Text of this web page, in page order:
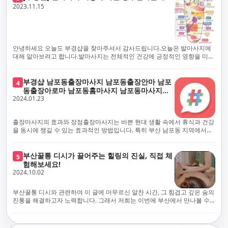
체보다는 부경샵과 같이 안전과 고객 편의를 최우선으로 생각하는 업체를
선택하는 것이 중요합니다.부산에서 러시아 홈케어를 전문으로 하는 부경샵
은, 항상 후불제로 운영하면서 청결과 안전을 가장 중요하게 여깁니다. 부산
에서 진정으로 즐거운 부산 러시아 홈케어 경험을 해보시길 바랍니다. 그렇
죠, 부경샵은 선입금을 요구하지 않아요. 부산 러시아 홈케어를 선택하기 전
에, 주의해야 할 사항들을 반드시 확인해 보세요. 선입금 관련 사기에는 항상
조심해야 합니다. 070으로 시작하는 인터넷 전화나 텔레그램 같은 메시지
앱에만 의존하는 업체는 특히 더 조심해 주세요. 이런 경우, 선입금을 하지
부경샵은 부산 출장 후불제 서비스를 모범적으로 운영하고 있으며, 명성을
악용하는 사기 업체로부터 발생할 수 있는 모든 부정행위와 간접적인 피해
를 방지하기 위해 노력하고 있어요. 만약 부경샵 을 사칭하며 선불 결제를 요
구하는 마사지 서비스를 발견하신다면, 그런 곳은 피하시고 저희에게 알려
주세요.부경샵에서는 모든 서비스가 관리사가 도착한 후에 결제하는 걸 기
본으로 해요. 부경샵은 부산에서 부산 러시아 홈케어를 전문으로 하며,
100% 후불제를 거래의 기본으로 삼고 있어요. 왜 부경샵이 특별한지 궁금하
시죠? 여기서만 느낄 수 있는 특별한 경험을 소개합니다! 부경샵과 함께라면
험을 제공해요. 준비하신 모든 것에 놀랄 준비를 하세요. 부경샵은 오랜 시간
동안 지역에서 최고의 출장업체가 되겠다는 하나의 신념으로 노력해 왔어
요.부경샵의 전통적인 서비스로, 단 한 순간도 낭비하지 않고 쌓인 피로를 풀
어드릴 거예요. 비가 오든 눈이 오든, 어디에 계시든 부경샵이 찾아가 도와드
릴게요. 부경샵의 서비스는 부산의 모든 곳, 집이든 모텔이든 호텔이든 오피
스텔이든 아파트든, 여러분을 위해 준비되어 있어요.부경샵 지역에서 가장
멀리까지 다니며, 편리함을 최우선으로 생각해요. 빠르고 효율적인 운영 시
게 조절되어, 진정한 에너지 회복을 경험하실 수 있어요.부경샵은 부산에서
전문적으로 훈련된 관리사를 다수 보유하고 있음을 자랑스럽게 여깁니다.
현대 사회의 불확실성 속에서, 부경샵은 안전을 최우선으로 여기며, 이를 위
해 100% 후불제 시행은 물론, 코로나19 상황에서도 관리사들의 건강 진단
업체에 대해서는 경계하는 것이 중요합니다. 부경샵의 접근 방식과 정책은
인천에서의 안전하고 신뢰할 수 있는 고품질 마사지 경험을 집앞에서 제공
하기 위해 고안되었습니다. 부경샵은 부산 일본인 홈케어 서비스를 전문으
로 하며, 항상 고객님의 편의와 안전을 최우선으로 고려하여 후불제 시스템
거운 마사지 경험을 보장합니다. 부경샵의 서비스는 선입금 없이 이용 가능
한 부산 일본인 홈케어로, 선입금 요구 없이 서비스를 제공함으로써 고객님
의 신뢰를 최우선으로 합니다. 이용 전 주의사항을 꼼꼼히 확인하시고, 선입
금 사기로부터 자신을 보호하는 것이 중요합니다. 부산 일본인 홈케어 서비
스를 찾으실 때는 070으로 시작하는 인터넷 전화번호나 텔레그램과 같은 메
시징 플랫폼만을 이용하는 업체에 주의해야 합니다. 이러한 서비스는 선지
급 없이 이용할 수 있어야 하며, 부경샵은 이러한 걱정 없이 안전하고 신뢰할
수 있는 서비스를 제공합니다. 부경샵은 부산 일본인 홈케어 후불제의 모범
적인 피해가 발생하지 않도록 지속적으로 노력하고 있습니다. 부경샵을 사
칭하여 선불 결제를 요구하는 마사지 서비스에 대해서는 각별한 주의가 필
요합니다. '부경샵'은 관리사의 도착 이후에 결제가 이루어지는 후불제를
기본 원칙으로 하는 부산 일본인 홈케어 전문 업체입니다. 이 운영 방식은 고
객님의 신뢰를 최우선으로 여기며, 모든 코스에서 100% 후불제를 시행하고
있습니다. 왜 부경샵이 부산에서 특별한지, 그 이유를 알려드리겠습니다.
여기서는 단순한 부산 일본인 홈케어 서비스를 넘어서, 비교 불가한 경험을
러분을 기다리고 있으니, 준비되셨나요? 부경샵은 오랜 시간 동안 지역 최
2023.11.15
안녕하세요 오늘도 부경샵을 찾아주셔서 감사드립니다.오늘은 발마사지에
대해 알아보려고 합니다.발마사지는 전체적인 건강에 긍정적인 영향을 미칠
명하겠습니다.근육 이완과 피로 완화: 발마사지는 발 아치, 발가락, 발등 등
에 위치한 다양한 근육을 이완시키는 효과가 있습니다. 일상적인 활동이나
장시간의 서있는 자세로 인해 긴장된 발 근육을 느슨하게 만들어주어 편안
함을 제공합니다. 이는 근육의 유연성을 향상시키고 근육의 혈액순환을 촉
진하는 데 도움이 됩니다.혈액순환 개선: 발마사지는 혈액순환을 촉진하는
데 기여합니다. 마사지로 근육과 혈관이 이완되면 혈액이 더 원활하게 흐르
게 되어 세포와 조직에 산소와 영양소가 빠르게 공급됩니다. 이는 세포의 기
장된 근육과 신경을 완화시켜 스트레스를 감소시킵니다. 발에는 다양한 신
경과 결절이 모여있어, 발마사지를 통해 이를 자극함으로써 정신적인 편안
함을 제공하는데 도움이 됩니다. 이는 스트레스 호르몬의 감소와 함께 심신
의 안정을 촉진합니다.면역 시스템 강화: 정기적인 발마사지는 면역 시스템
의 활동을 촉진하여 감염 및 질병에 대한 저항력을 향상시킬 수 있습니다. 마
사지는 림프순환을 촉진하고 세포 배출물을 제거함으로써 면역 시스템을 지
원합니다.숙면 유도: 발마사지는 긴장된 근육과 신경을 완화시켜 수면에 도
4 부경샵 남포동출장마사지 남포동출장안마 남포
동출장아로마 남포동홈마사지 남포동마사지출
장
2024.01.23
출장마사지의 효과와 장점출장마사지는 바쁜 현대 생활 속에서 휴식과 건강
을 동시에 챙길 수 있는 효과적인 방법입니다. 특히 부산 남포동 지역에서
와 신체적, 정신적 피로를 효과적으로 완화합니다. 전문 마사지사의 숙련된
손길은 긴장된 근육을 이완시키고, 스트레스 호르몬 수치를 감소시켜 마음
의 안정을 가져다 줍니다. 이는 일상의 업무 효율성을 높이고, 전반적인 삶의
질을 향상시키는 데 기여합니다.근육 이완과 유연성 향상:꾸준한 출장마사
지는 근육의 긴장과 경직을 해소하고 유연성을 향상시킵니다. 이는 운동 성
능을 개선하고, 근골격계 문제 및 부상 예방에 도움이 됩니다. 또한, 규칙적
인 마사지는 자세 개선에도 긍정적인 영향을 미칩니다.혈액 순환 촉진과 신
촉진합니다. 이는 신진대사를 활성화하고, 독소 배출을 돕습니다. 결과적으
5 부산꿀통 디시가 끌어주는 힐링의 진실, 직접 체
험해보세요!
2024.10.02
부산꿀통 디시와 관련하여 이 글에 머무르신 알찬 시간, 그 힘겹고 깊은 숨의
진통을 해결하고자 노력합니다. 그래서 저희는 이번에 부산에서 만나볼 수
그 해결책을 찾는 것이 어려운 상황을 맞이하는 경우가 많습니다. 부산꿀통